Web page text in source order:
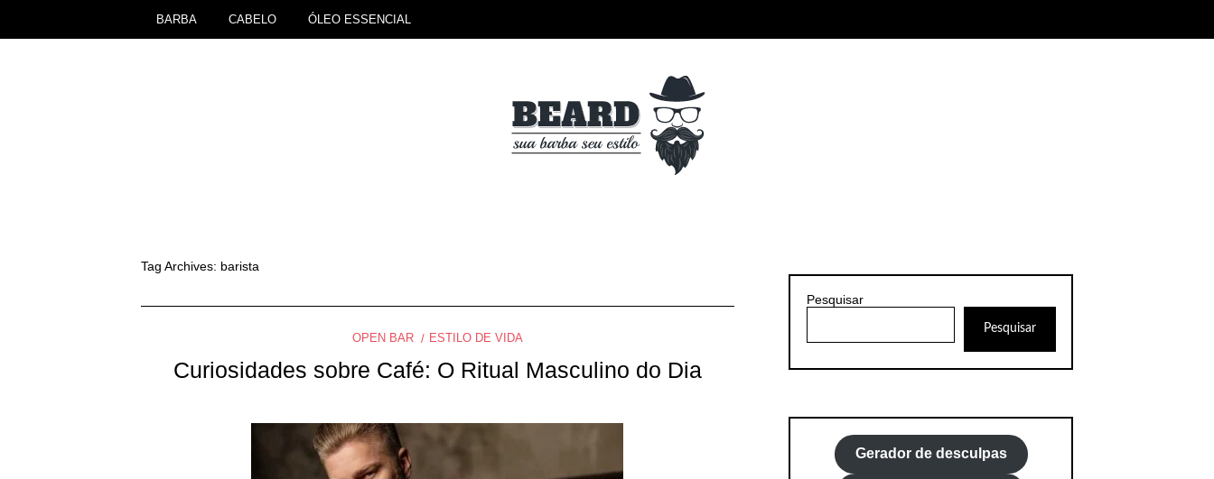
BARBA CABELO ÓLEO ESSENCIAL
Tag Archives: barista
OPEN BAR ESTILO DE VIDA
Curiosidades sobre Café: O Ritual Masculino do Dia
Pesquisar
Pesquisar
Gerador de desculpas